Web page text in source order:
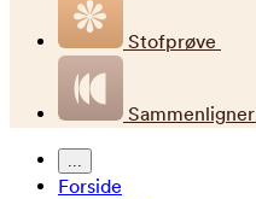
Stofprøve
Sammenligner
...
Forside